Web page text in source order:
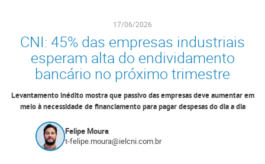
17/06/2026
CNI: 45% das empresas industriais
esperam alta do endividamento
bancário no próximo trimestre
Levantamento inédito mostra que passivo das empresas deve aumentar em
meio à necessidade de financiamento para pagar despesas do dia a dia
Felipe Moura
t-felipe.moura@ielcni.com.br